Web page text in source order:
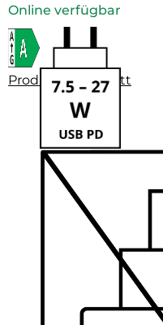
Online verfügbar
Produktdatenblatt